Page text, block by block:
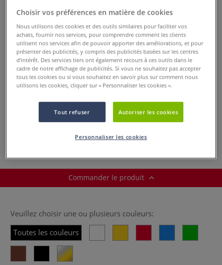
intéresser
Coffret bois
Akademie Acryl
Color
Coffret de test
Akademie acryl
color
Vernis de finition
en aérosol
Schmincke
Commander le produit
Veuillez choisir une ou plusieurs couleurs:
Toutes les couleurs
Choisir vos préférences en matière de cookies
Nous utilisons des cookies et des outils similaires pour faciliter vos
achats, fournir nos services, pour comprendre comment les clients
utilisent nos services afin de pouvoir apporter des améliorations, et pour
présenter des publicités, y compris des publicités basées sur les centres
d’intérêt. Des services tiers ont également recours à ces outils dans le
cadre de notre affichage de publicités. Si vous ne souhaitez pas accepter
tous les cookies ou si vous souhaitez en savoir plus sur comment nous
utilisons les cookies, cliquer sur « Personnaliser les cookies ».
Tout refuser Autoriser les cookies
Personnaliser les cookies